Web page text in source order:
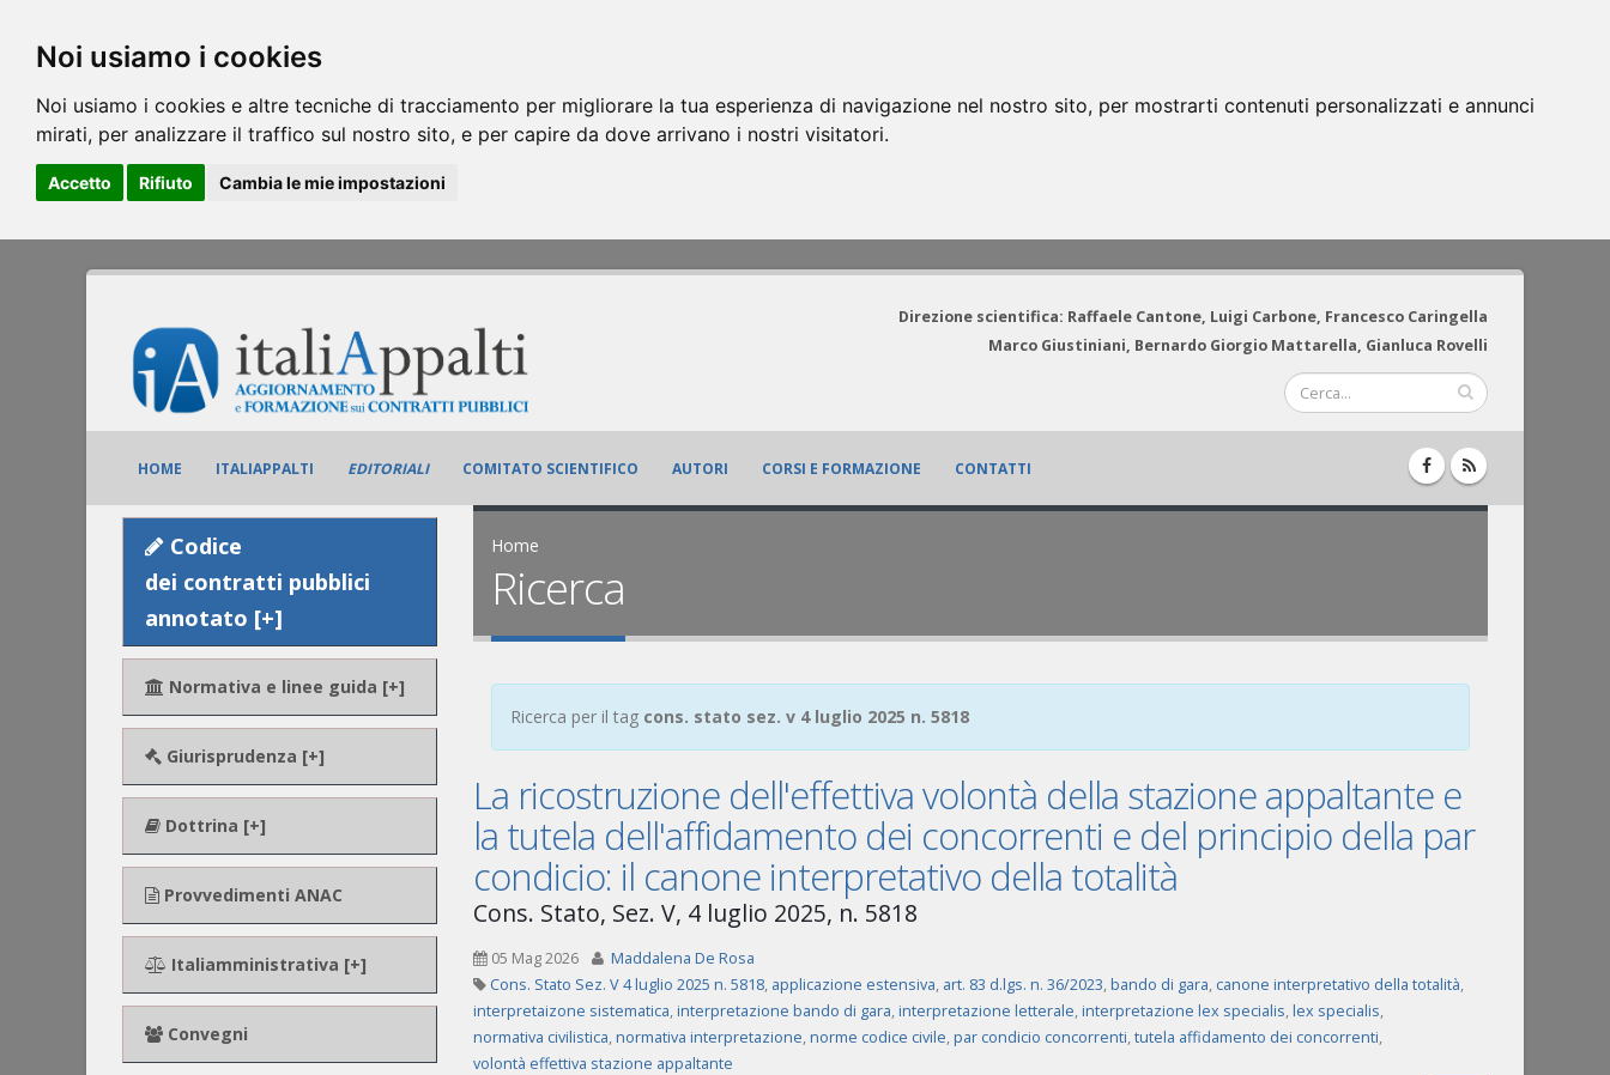
Noi usiamo i cookies
Noi usiamo i cookies e altre tecniche di tracciamento per migliorare la tua esperienza di navigazione nel nostro sito, per mostrarti contenuti personalizzati e annunci
mirati, per analizzare il traffico sul nostro sito, e per capire da dove arrivano i nostri visitatori.
Accetto Rifiuto Cambia le mie impostazioni
Direzione scientifica: Raffaele Cantone, Luigi Carbone, Francesco Caringella
Marco Giustiniani, Bernardo Giorgio Mattarella, Gianluca Rovelli
HOME ITALIAPPALTI EDITORIALI COMITATO SCIENTIFICO AUTORI CORSI E FORMAZIONE CONTATTI
Codice
dei contratti pubblici
annotato [+]
Normativa e linee guida [+]
Giurisprudenza [+]
Dottrina [+]
Provvedimenti ANAC
Italiamministrativa [+]
Convegni
Home
Ricerca
Ricerca per il tag cons. stato sez. v 4 luglio 2025 n. 5818
La ricostruzione dell'effettiva volontà della stazione appaltante e
la tutela dell'affidamento dei concorrenti e del principio della par
condicio: il canone interpretativo della totalità
Cons. Stato, Sez. V, 4 luglio 2025, n. 5818
05 Mag 2026
Maddalena De Rosa
Cons. Stato Sez. V 4 luglio 2025 n. 5818, applicazione estensiva, art. 83 d.lgs. n. 36/2023,bando di gara, canone interpretativo della totalità,
interpretaizone sistematica,interpretazione bando di gara,interpretazione letterale,interpretazione lex specialis,lex specialis,
normativa civilistica,normativa interpretazione,norme codice civile,par condicio concorrenti,tutela affidamento dei concorrenti,
volontà effettiva stazione appaltante